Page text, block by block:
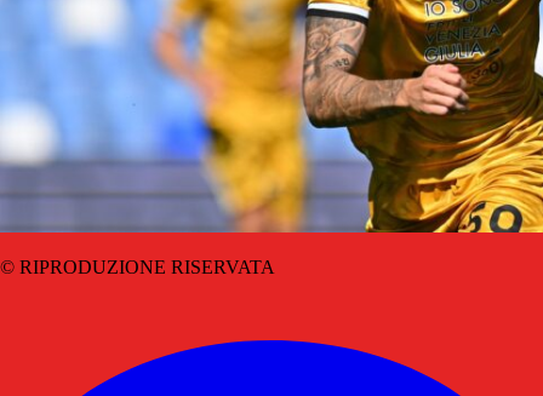
© RIPRODUZIONE RISERVATA